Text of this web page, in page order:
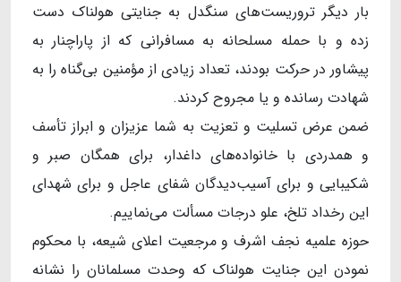
بار دیگر تروریست‌های سنگدل به جنایتی هولناک دست
زده و با حمله مسلحانه به مسافرانی که از پاراچنار به
پیشاور در حرکت بودند، تعداد زیادی از مؤمنین بی‌گناه را به
شهادت رسانده و یا مجروح کردند.
ضمن عرض تسلیت و تعزیت به شما عزیزان و ابراز تأسف
و همدردی با خانواده‌های داغدار، برای همگان صبر و
شکیبایی و برای آسیب‌دیدگان شفای عاجل و برای شهدای
این رخداد تلخ، علو درجات مسألت می‌نماییم.
حوزه علمیه نجف اشرف و مرجعیت اعلای شیعه، با محکوم‌
نمودن این جنایت هولناک که وحدت مسلمانان را نشانه